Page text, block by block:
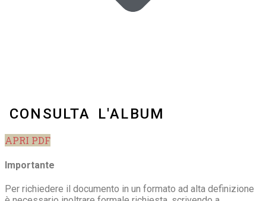
CONSULTA L'ALBUM
APRI PDF
Importante
Per richiedere il documento in un formato ad alta definizione